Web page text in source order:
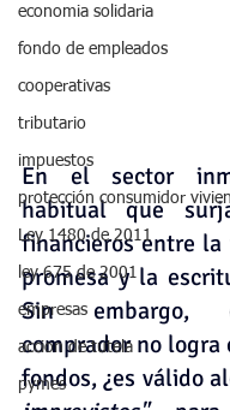
economia solidaria
fondo de empleados
cooperativas
tributario
impuestos
protección consumidor
Ley 1480 de 2011
ley 675 de 2001
empresas
accion de tutela
pymes
En el sector
habitual que
financieros entre
promesa y la
Sin embargo,
comprador no logra
fondos, ¿es válido